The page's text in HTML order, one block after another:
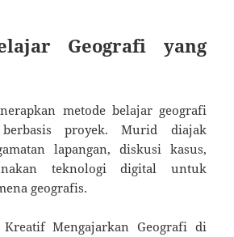
Geografi yang
metode belajar geografi
proyek. Murid diajak
lapangan, diskusi kasus,
teknologi digital untuk
geografis.
Kreatif Mengajarkan Geografi di